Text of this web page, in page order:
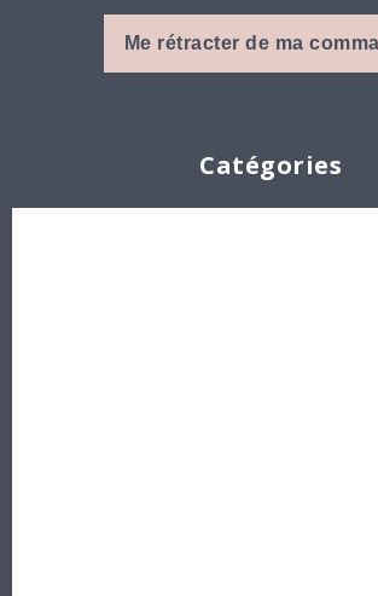
Me rétracter de ma
Catégories